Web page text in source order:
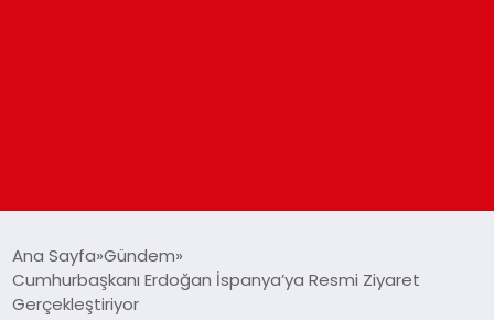
GÜNDEM
Ana Sayfa Gündem
Cumhurbaşkanı Erdoğan İspanya’ya Resmi Ziyaret
Gerçekleştiriyor